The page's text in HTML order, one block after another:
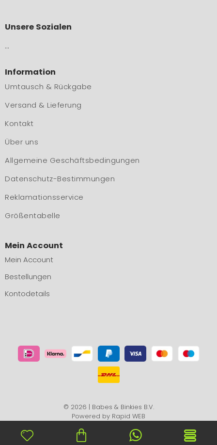
Unsere Sozialen
…
Information
Umtausch & Rückgabe
Versand & Lieferung
Kontakt
Über uns
Allgemeine Geschäftsbedingungen
Datenschutz-Bestimmungen
Reklamationsservice
Größentabelle
Mein Account
Mein Account
Bestellungen
Kontodetails
© 2026 | Babes & Binkies B.V.
Powered by Rapid WEB